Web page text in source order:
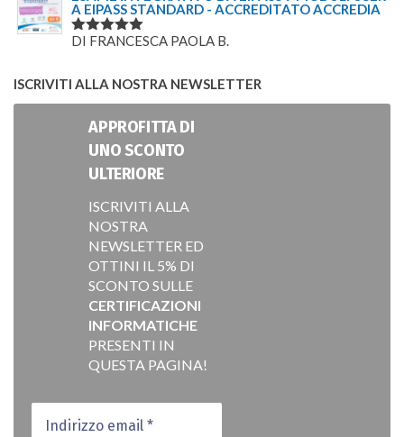
A EIPASS STANDARD - ACCREDITATO ACCREDIA
VALUTATO
DI FRANCESCA PAOLA B.
ISCRIVITI ALLA NOSTRA NEWSLETTER
APPROFITTA DI
UNO SCONTO
ULTERIORE
ISCRIVITI ALLA
NOSTRA
NEWSLETTER ED
OTTINI IL 5% DI
SCONTO SULLE
CERTIFICAZIONI
INFORMATICHE
PRESENTI IN
QUESTA PAGINA!